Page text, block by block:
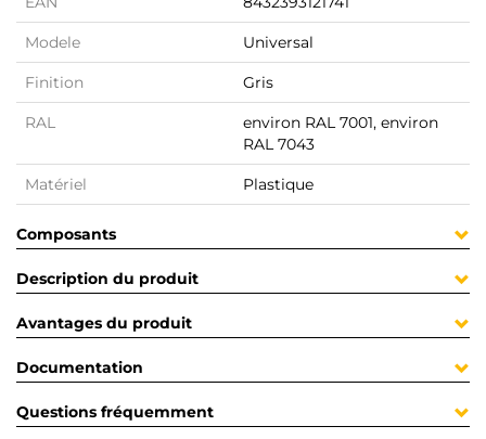
Modele Universal
Finition Gris
RAL
environ RAL 7001, environ
RAL 7043
Matériel Plastique
Composants
Description du produit
Avantages du produit
Documentation
Questions fréquemment